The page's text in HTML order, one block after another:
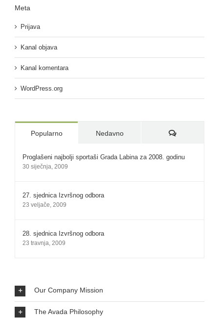
Meta
Prijava
Kanal objava
Kanal komentara
WordPress.org
Popularno Nedavno Komentari:
Proglašeni najbolji sportaši Grada Labina za 2008. godinu
30 siječnja, 2009
27. sjednica Izvršnog odbora
23 veljače, 2009
28. sjednica Izvršnog odbora
23 travnja, 2009
Our Company Mission
The Avada Philosophy